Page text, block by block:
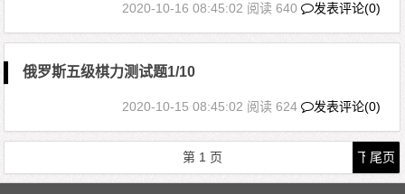
2020-10-16 08:45:02 阅读 640 发表评论(0)
俄罗斯五级棋力测试题1/10
2020-10-15 08:45:02 阅读 624 发表评论(0)
第 1 页 下一页
尾页